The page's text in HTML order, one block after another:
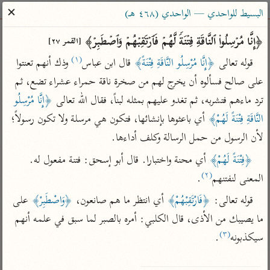
ساهم معنا في نشر القرآن والعلم الشرعي
الباحث القرآني
بحث تفسير علوم مصاحف معاجم
Type 2 or more characters for results.
Type 1 or more
characters for results.
أمّهات
تفسير الطبري
تفسير ابن كثير
تفسير القرطبي
تفسير البغوي
عامّة
فتح البيان للقنوجي
فتح القدير للشوكاني
تفسير ابن جزي
معاصرة
الميسر
المختصر في
التفسير
تفسير السعدي
البسيط للواحدي — الواحدي (٤٦٨ هـ)
✕
﴿إِنَّا مُرۡسِلُوا۟ ٱلنَّاقَةِ فِتۡنَةࣰ لَّهُمۡ فَٱرۡتَقِبۡهُمۡ وَٱصۡطَبِرۡ﴾ [القمر ٢٧]
قوله تعالى ﴿إِنَّا مُرْسِلُو النَّاقَةِ فِتْنَةً﴾ قال ابن عباس(١)
ترد ماءهم فتشربه، ثم تغدو عليهم بمثله لبناً، فقال الله تعالى
﴿إِنَّا مُرْسِلُو
النَّاقَةِ فِتْنَةً لَهُمْ﴾
لأن الرسول من حمل الرسالة وكلف أداءها.
﴿فِتْنَةً لَهُمْ﴾
المعنى لنفتنهم(٢) .
قوله تعالى: ﴿فَارْتَقِبْهُمْ﴾ أي انتظر ما هم صانعون، ﴿وَاصْطَبِرْ﴾
سيكذبونه(٣) .